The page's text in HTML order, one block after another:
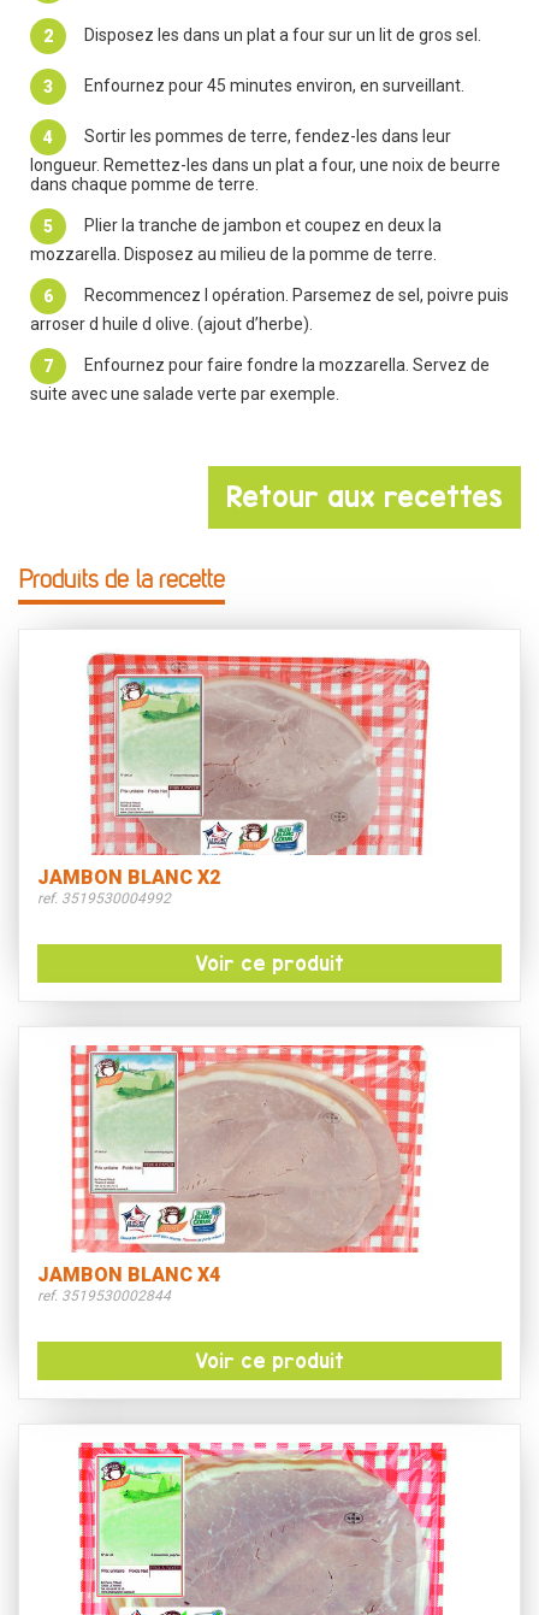
Disposez les dans un plat a four sur un lit de gros sel.
Enfournez pour 45 minutes environ, en surveillant.
Sortir les pommes de terre, fendez-les dans leur
longueur. Remettez-les dans un plat a four, une noix de beurre
dans chaque pomme de terre.
Plier la tranche de jambon et coupez en deux la
mozzarella. Disposez au milieu de la pomme de terre.
Recommencez l opération. Parsemez de sel, poivre puis
arroser d huile d olive. (ajout d’herbe).
Enfournez pour faire fondre la mozzarella. Servez de
suite avec une salade verte par exemple.
Retour aux recettes
Produits de la recette
JAMBON BLANC X2
ref. 3519530004992
Voir ce produit
JAMBON BLANC X4
ref. 3519530002844
Voir ce produit